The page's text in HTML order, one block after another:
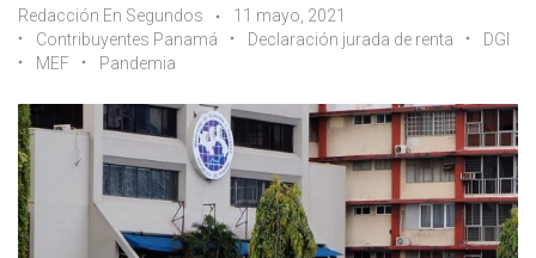
Redacción En Segundos
11 mayo, 2021
Contribuyentes Panamá
Declaración jurada de renta
DGI
MEF
Pandemia